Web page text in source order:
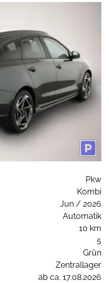
Pkw
Kombi
Jun / 2026
Automatik
10 km
5
Grün
Zentrallager
ab ca. 17.08.2026